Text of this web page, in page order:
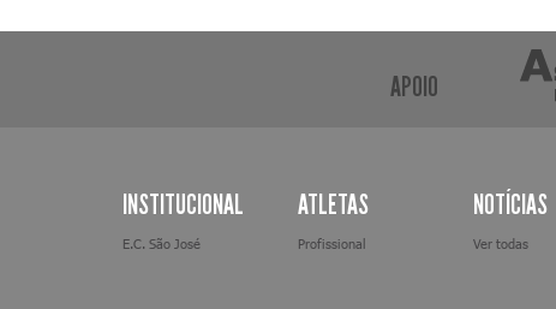
APOIO
INSTITUCIONAL
E.C. São José
ATLETAS
Profissional
NOTÍCIAS
Ver todas